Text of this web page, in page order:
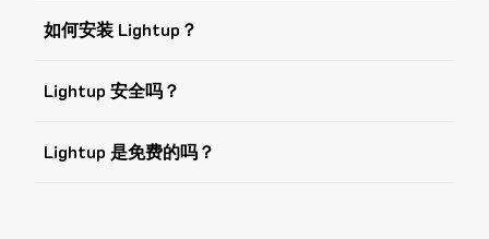
如何安装 Lightup？
Lightup 安全吗？
Lightup 是免费的吗？